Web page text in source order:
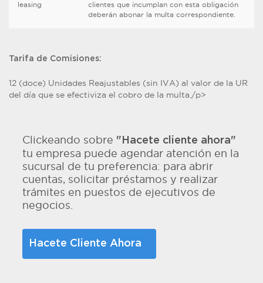
leasing
clientes que incumplan con esta obligación
deberán abonar la multa correspondiente.
Tarifa de Comisiones:
12 (doce) Unidades Reajustables (sin IVA) al valor de la UR
del día que se efectiviza el cobro de la multa./p>
Clickeando sobre "Hacete cliente ahora"
tu empresa puede agendar atención en la
sucursal de tu preferencia: para abrir
cuentas, solicitar préstamos y realizar
trámites en puestos de ejecutivos de
negocios.
Hacete Cliente Ahora